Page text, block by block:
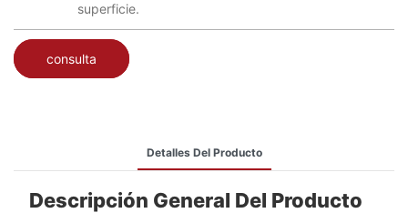
superficie.
consulta
Detalles Del Producto
Descripción General Del Producto